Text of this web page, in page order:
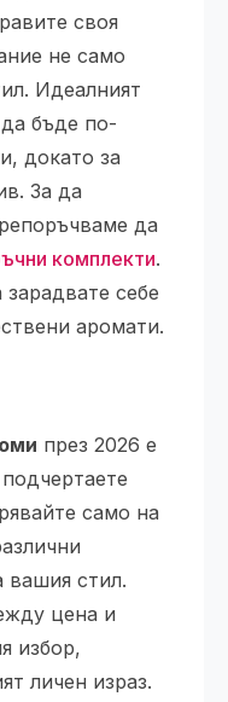
своя
не само
Идеалният
бъде по-
докато за
За да
да
комплекти.
себе
аромати.
през 2026 е
само на
вашия стил.
цена и
избор,
личен израз.